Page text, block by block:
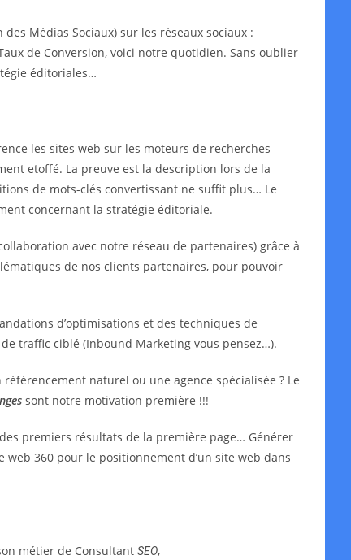
Médias Sociaux) sur les réseaux sociaux :
de Conversion, voici notre quotidien. Sans oublier
éditoriales…
les sites web sur les moteurs de recherches
etoffé. La preuve est la description lors de la
de mots-clés convertissant ne suffit plus… Le
concernant la stratégie éditoriale.
avec notre réseau de partenaires) grâce à
de nos clients partenaires, pour pouvoir
d’optimisations et des techniques de
traffic ciblé (Inbound Marketing vous pensez…).
naturel ou une agence spécialisée ? Le
sont notre motivation première !!!
premiers résultats de la première page… Générer
360 pour le positionnement d’un site web dans
métier de Consultant SEO,